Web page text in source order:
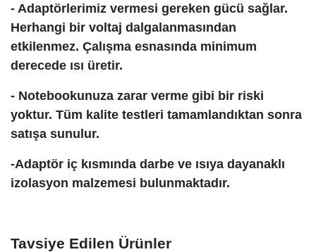
- Adaptörlerimiz vermesi gereken gücü sağlar.
Herhangi bir voltaj dalgalanmasından
etkilenmez. Çalışma esnasında minimum
derecede ısı üretir.
- Notebookunuza zarar verme gibi bir riski
yoktur. Tüm kalite testleri tamamlandıktan sonra
satışa sunulur.
-Adaptör iç kısmında darbe ve ısıya dayanaklı
izolasyon malzemesi bulunmaktadır.
Tavsiye Edilen Ürünler